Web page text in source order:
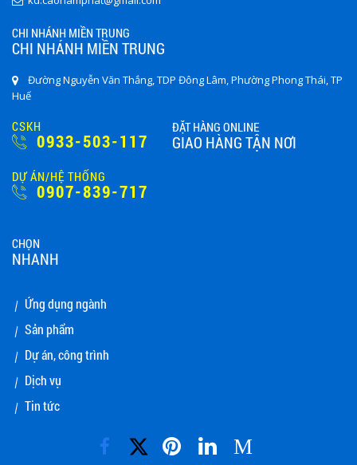
CHI NHÁNH MIỀN TRUNG
CHI NHÁNH MIỀN TRUNG
Đường Nguyễn Văn Thắng, TDP Đông Lâm, Phường Phong Thái, TP
Huế
CSKH
0933-503-117
DỰ ÁN/HỆ THỐNG
0907-839-717
ĐẶT HÀNG ONLINE
GIAO HÀNG TẬN NƠI
CHỌN
NHANH
Ứng dụng ngành
Sản phẩm
Dự án, công trình
Dịch vụ
Tin tức
M